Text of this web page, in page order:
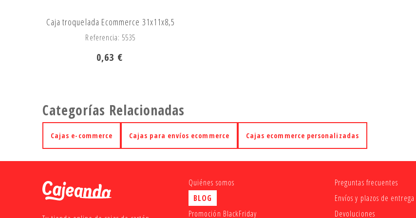
Caja troquelada Ecommerce 31x11x8,5
Referencia: 5535
0,63 €
Categorías Relacionadas
Cajas e-commerce Cajas para envíos ecommerce Cajas ecommerce personalizadas
Quiénes somos
BLOG
Promoción BlackFriday
Preguntas frecuentes
Envíos y plazos de entrega
Devoluciones